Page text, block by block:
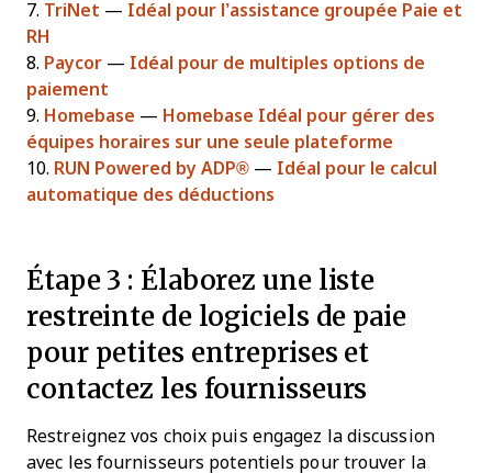
7. TriNet — Idéal pour l’assistance groupée Paie et
RH
8. Paycor — Idéal pour de multiples options de
paiement
9. Homebase — Homebase Idéal pour gérer des
équipes horaires sur une seule plateforme
10. RUN Powered by ADP® — Idéal pour le calcul
automatique des déductions
Étape 3 : Élaborez une liste
restreinte de logiciels de paie
pour petites entreprises et
contactez les fournisseurs
Restreignez vos choix puis engagez la discussion
avec les fournisseurs potentiels pour trouver la